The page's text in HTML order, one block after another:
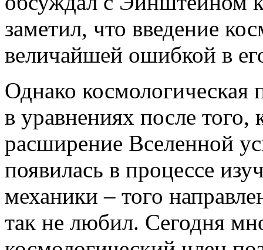
заметил, что введение
величайшей ошибкой в
Однако космологическая
в уравнениях после того,
расширение Вселенной
появилась в процессе
механики – того
так не любил. Сегодня